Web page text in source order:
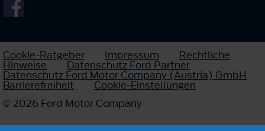
Cookie-Ratgeber Impressum Rechtliche
Hinweise Datenschutz Ford Partner
Datenschutz Ford Motor Company (Austria) GmbH
Barrierefreiheit
Cookie-Einstellungen
© 2026 Ford Motor Company